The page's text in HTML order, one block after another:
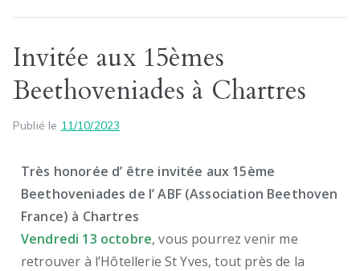
Invitée aux 15èmes
Beethoveniades à Chartres
Publié le 11/10/2023
Très honorée d’ être invitée aux 15ème
Beethoveniades de l’ ABF (Association Beethoven
France) à Chartres
Vendredi 13 octobre, vous pourrez venir me
retrouver à l’Hôtellerie St Yves, tout près de la